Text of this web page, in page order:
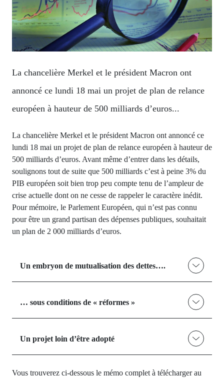
La chancelière Merkel et le président Macron ont
annoncé ce lundi 18 mai un projet de plan de relance
européen à hauteur de 500 milliards d’euros...
La chancelière Merkel et le président Macron ont annoncé ce
lundi 18 mai un projet de plan de relance européen à hauteur de
500 milliards d’euros. Avant même d’entrer dans les détails,
soulignons tout de suite que 500 milliards c’est à peine 3% du
PIB européen soit bien trop peu compte tenu de l’ampleur de
crise actuelle dont on ne cesse de rappeler le caractère inédit.
Pour mémoire, le Parlement Européen, qui n’est pas connu
pour être un grand partisan des dépenses publiques, souhaitait
un plan de 2 000 milliards d’euros.
Un embryon de mutualisation des dettes….
… sous conditions de « réformes »
Un projet loin d’être adopté
Vous trouverez ci-dessous le mémo complet à télécharger au